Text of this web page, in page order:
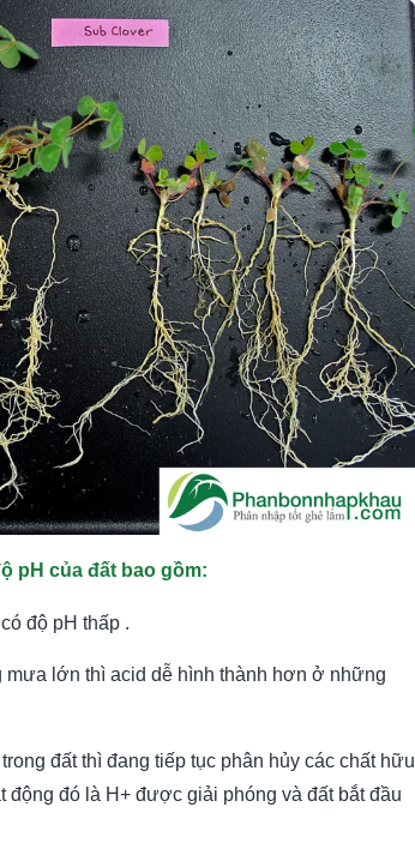
pH của đất bao gồm:
độ pH thấp .
lớn thì acid dễ hình thành hơn ở những
đất thì đang tiếp tục phân hủy các chất hữu
đó là H+ được giải phóng và đất bắt đầu